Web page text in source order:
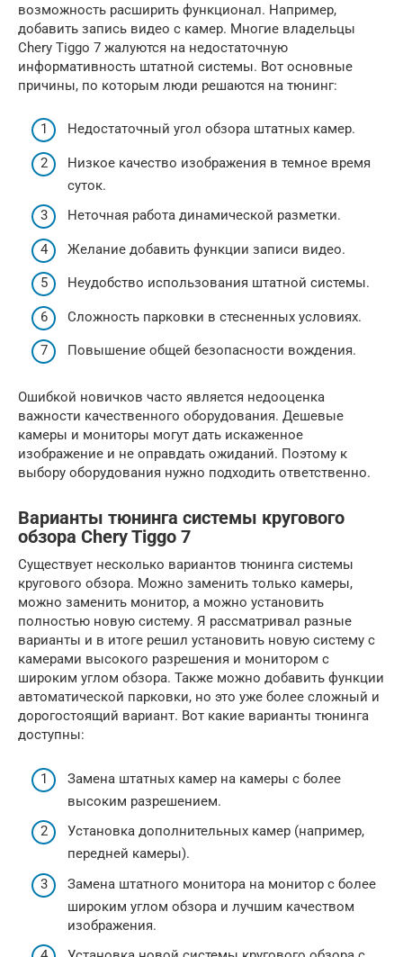
возможность расширить функционал. Например,
добавить запись видео с камер. Многие владельцы
Chery Tiggo 7 жалуются на недостаточную
информативность штатной системы. Вот основные
причины, по которым люди решаются на тюнинг:
Недостаточный угол обзора штатных камер.
Низкое качество изображения в темное время
суток.
Неточная работа динамической разметки.
Желание добавить функции записи видео.
Неудобство использования штатной системы.
Сложность парковки в стесненных условиях.
Повышение общей безопасности вождения.
Ошибкой новичков часто является недооценка
важности качественного оборудования. Дешевые
камеры и мониторы могут дать искаженное
изображение и не оправдать ожиданий. Поэтому к
выбору оборудования нужно подходить ответственно.
Варианты тюнинга системы кругового
обзора Chery Tiggo 7
Существует несколько вариантов тюнинга системы
кругового обзора. Можно заменить только камеры,
можно заменить монитор, а можно установить
полностью новую систему. Я рассматривал разные
варианты и в итоге решил установить новую систему с
камерами высокого разрешения и монитором с
широким углом обзора. Также можно добавить функции
автоматической парковки, но это уже более сложный и
дорогостоящий вариант. Вот какие варианты тюнинга
доступны:
Замена штатных камер на камеры с более
высоким разрешением.
Установка дополнительных камер (например,
передней камеры).
Замена штатного монитора на монитор с более
широким углом обзора и лучшим качеством
изображения.